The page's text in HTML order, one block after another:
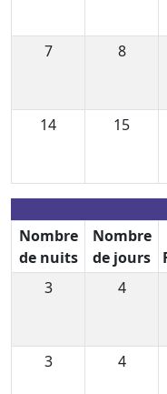
7
8
14
15
Nombre
de nuits
Nombre
de jours
3
4
3
4